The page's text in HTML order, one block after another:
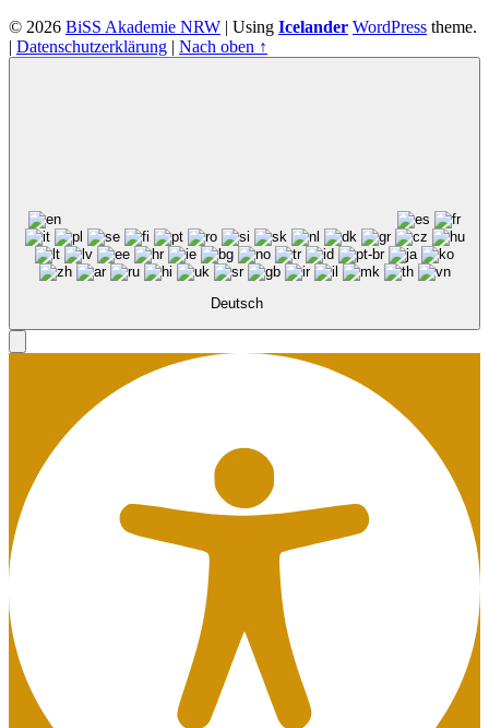
© 2026 BiSS Akademie NRW | Using Icelander WordPress theme.
| Datenschutzerklärung | Nach oben ↑
Deutsch